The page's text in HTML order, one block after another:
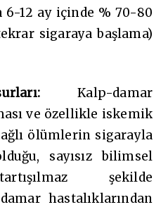
6-12 ay içinde % 70-80
sigaraya başlama)
Kalp-damar
ve özellikle iskemik
ölümlerin sigarayla
sayısız bilimsel
şekilde
hastalıklarından